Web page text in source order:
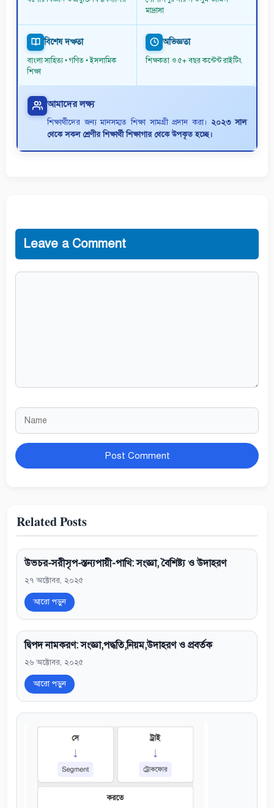
মাদ্রাসা
বিশেষ দক্ষতা
বাংলা সাহিত্য • গণিত • ইসলামিক
শিক্ষা
অভিজ্ঞতা
শিক্ষকতা ও ৫+ বছর কন্টেন্ট রাইটিং
আমাদের লক্ষ্য
শিক্ষার্থীদের জন্য মানসম্মত শিক্ষা সামগ্রী প্রদান করা। ২০২৩ সাল
থেকে সকল শ্রেণীর শিক্ষার্থী শিক্ষাগার থেকে উপকৃত হচ্ছে।
Leave a Comment
Comment
Name
Website
Related Posts
উভচর-সরীসৃপ-স্তন্যপায়ী-পাখি: সংজ্ঞা, বৈশিষ্ট্য ও উদাহরণ
২৭ অক্টোবর, ২০২৫
আরো পড়ুন
দ্বিপদ নামকরণ: সংজ্ঞা,পদ্ধতি,নিয়ম,উদাহরণ ও প্রবর্তক
২৬ অক্টোবর, ২০২৫
আরো পড়ুন